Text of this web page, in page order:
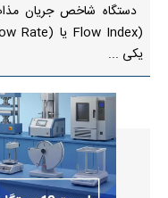
یکی ...